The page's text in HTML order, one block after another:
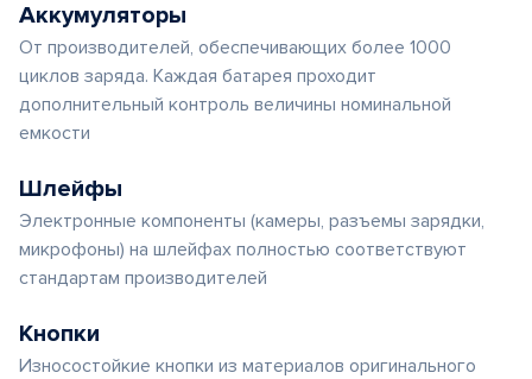
Аккумуляторы
От производителей, обеспечивающих более 1000
циклов заряда. Каждая батарея проходит
дополнительный контроль величины номинальной
емкости
Шлейфы
Электронные компоненты (камеры, разъемы зарядки,
микрофоны) на шлейфах полностью соответствуют
стандартам производителей
Кнопки
Износостойкие кнопки из материалов оригинального